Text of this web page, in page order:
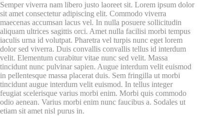
Semper viverra nam libero justo laoreet sit. Lorem ipsum dolor
sit amet consectetur adipiscing elit. Commodo viverra
maecenas accumsan lacus vel. In nulla posuere sollicitudin
aliquam ultrices sagittis orci. Amet nulla facilisi morbi tempus
iaculis urna id volutpat. Pharetra vel turpis nunc eget lorem
dolor sed viverra. Duis convallis convallis tellus id interdum
velit. Elementum curabitur vitae nunc sed velit. Massa
tincidunt nunc pulvinar sapien. Augue interdum velit euismod
in pellentesque massa placerat duis. Sem fringilla ut morbi
tincidunt augue interdum velit euismod. In tellus integer
feugiat scelerisque varius morbi enim. Morbi quis commodo
odio aenean. Varius morbi enim nunc faucibus a. Sodales ut
etiam sit amet nisl purus in.